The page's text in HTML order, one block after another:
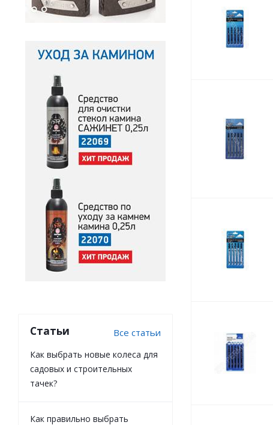
Статьи Все статьи
Как выбрать новые колеса для
садовых и строительных
тачек?
Как правильно выбрать